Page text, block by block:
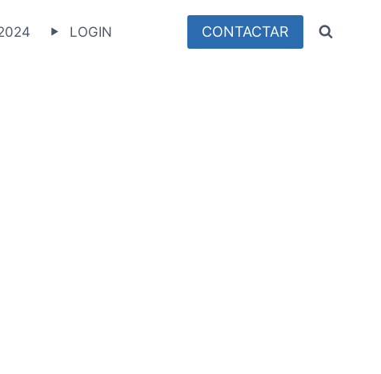
LOGIN CONTACTAR